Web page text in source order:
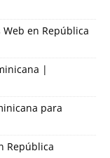
en República
|
para
República